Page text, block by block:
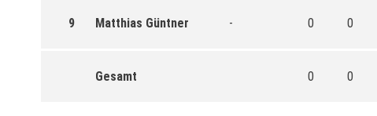
9 Matthias Güntner - 0 0
Gesamt 0 0